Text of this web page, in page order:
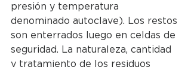
presión y temperatura
denominado autoclave). Los restos
son enterrados luego en celdas de
seguridad. La naturaleza, cantidad
y tratamiento de los residuos